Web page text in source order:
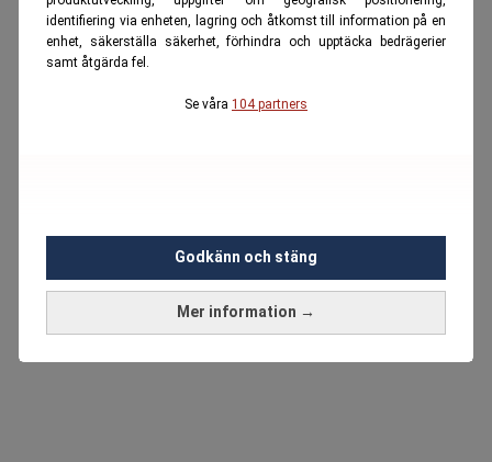
identifiering via enheten, lagring och åtkomst till information på en
enhet, säkerställa säkerhet, förhindra och upptäcka bedrägerier
samt åtgärda fel.
Se våra 104 partners
Mer information →
Godkänn och stäng